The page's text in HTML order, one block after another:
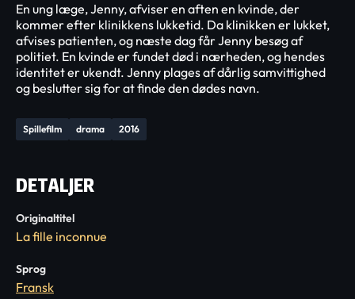
Spillefilm drama 2016
En ung læge, Jenny, afviser en aften en kvinde, der
kommer efter klinikkens lukketid. Da klinikken er lukket,
afvises patienten, og næste dag får Jenny besøg af
politiet. En kvinde er fundet død i nærheden, og hendes
identitet er ukendt. Jenny plages af dårlig samvittighed
og beslutter sig for at finde den dødes navn.
DETALJER
Originaltitel
La fille inconnue
Sprog
Fransk